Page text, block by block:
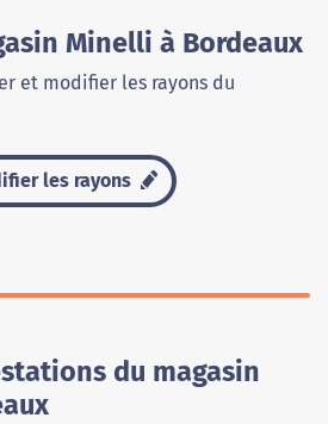
Minelli à Bordeaux
et modifier les rayons du
les rayons
du magasin